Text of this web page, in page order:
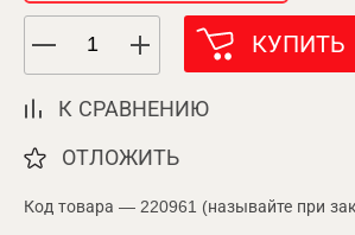
КУПИТЬ
К СРАВНЕНИЮ
ОТЛОЖИТЬ
Код товара — 220961 (называйте при